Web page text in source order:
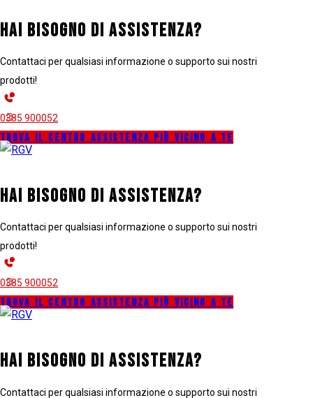
HAI BISOGNO DI ASSISTENZA?
Contattaci per qualsiasi informazione o supporto sui nostri
prodotti!
postvenditaRGV@retenellarete.it
0385 900052
TROVA IL CENTRO ASSISTENZA PIÙ VICINO A TE
HAI BISOGNO DI ASSISTENZA?
Contattaci per qualsiasi informazione o supporto sui nostri
prodotti!
postvenditaRGV@retenellarete.it
0385 900052
TROVA IL CENTRO ASSISTENZA PIÙ VICINO A TE
HAI BISOGNO DI ASSISTENZA?
Contattaci per qualsiasi informazione o supporto sui nostri